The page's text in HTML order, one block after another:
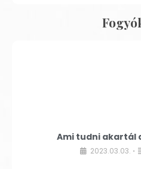
Ami tudni akartál
2023.03.03. •